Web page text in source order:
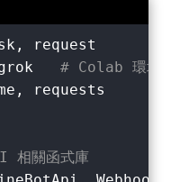
# Colab 環境需
requests
相關函式庫